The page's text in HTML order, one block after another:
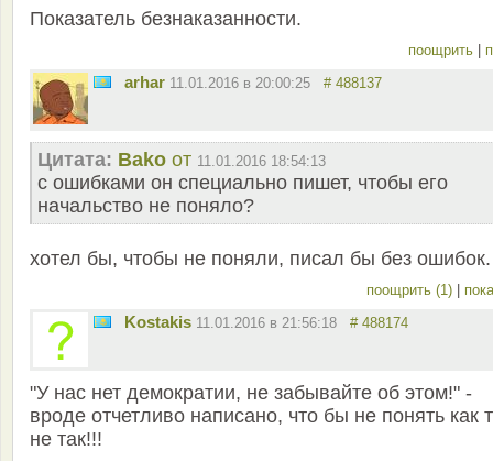
Показатель безнаказанности.
поощрить |
arhar 11.01.2016 в 20:00:25 # 488137
Цитата: Bako от 11.01.2016 18:54:13
с ошибками он специально пишет, чтобы его
начальство не поняло?
хотел бы, чтобы не поняли, писал бы без ошибок.
поощрить (1) |
Kostakis 11.01.2016 в 21:56:18 # 488174
"У нас нет демократии, не забывайте об этом!" -
вроде отчетливо написано, что бы не понять как
не так!!!